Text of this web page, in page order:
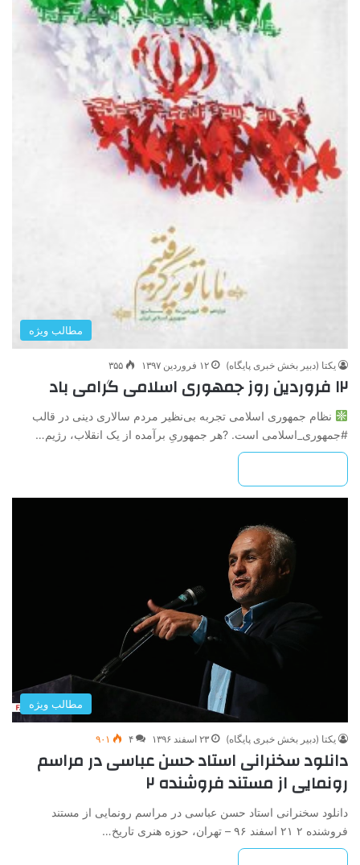
مطالب ویژه
یکتا (دبیر بخش خبری پایگاه) ۱۲ فروردین ۱۳۹۷ ۳۵۵
۱۲ فروردین روز جمهوری اسلامی گرامی باد
نظام جمهوری اسلامی تجربه بی‌نظیر مردم سالاری دینی در قالب
#جمهوری_اسلامی است. ?هر جمهوریِ برآمده از یک انقلاب، رژیم…
مطالب ویژه
یکتا (دبیر بخش خبری پایگاه) ۲۳ اسفند ۱۳۹۶ ۴ ۹۰۱
دانلود سخنرانی استاد حسن عباسی در مراسم
رونمایی از مستند فروشنده ۲
دانلود سخنرانی استاد حسن عباسی در مراسم رونمایی از مستند
فروشنده ۲ ۲۱ اسفند ۹۶ – تهران، حوزه هنری تاریخ…